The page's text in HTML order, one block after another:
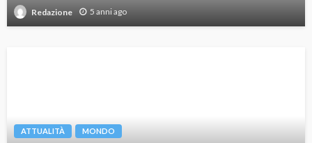
Redazione 5 anni ago
ATTUALITÀ MONDO